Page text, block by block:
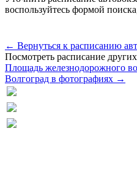
воспользуйтесь формой
← Вернуться к расписанию
Посмотреть расписание
Площадь железнодорожного
Волгоград в фотографиях →